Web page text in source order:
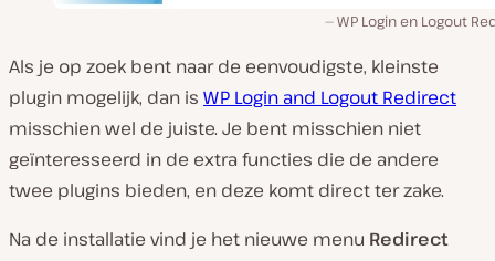
WP Login en Logout
Als je op zoek bent naar de eenvoudigste, kleinste
plugin mogelijk, dan is WP Login and Logout Redirect
misschien wel de juiste. Je bent misschien niet
geïnteresseerd in de extra functies die de andere
twee plugins bieden, en deze komt direct ter zake.
Na de installatie vind je het nieuwe menu Redirect